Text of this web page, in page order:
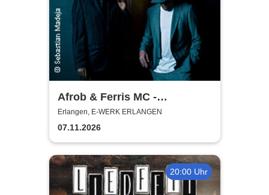
Afrob & Ferris MC -
Reimemonster Tour 2026
Erlangen, E-WERK ERLANGEN
07.11.2026
20:00 Uhr